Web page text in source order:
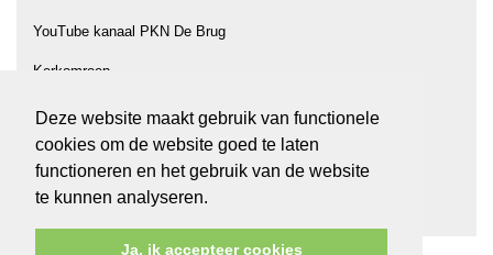
Deze website maakt gebruik van functionele
cookies om de website goed te laten
functioneren en het gebruik van de website
te kunnen analyseren.
Ja, ik accepteer cookies
YouTube kanaal PKN De Brug
Kerkomroep
Protestantse Gemeente Midden Langstraat (PGML)
PKN
Kerkinactie